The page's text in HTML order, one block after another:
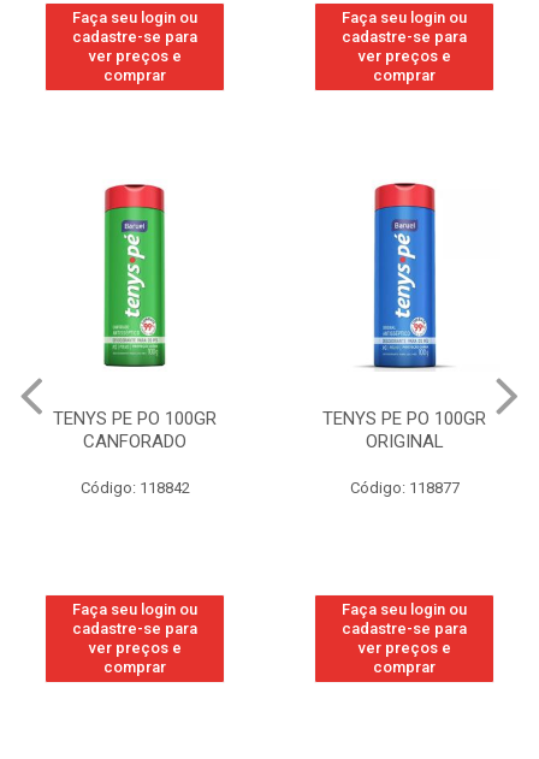
Faça seu login ou
cadastre-se para
ver preços e
comprar
Faça seu login ou
cadastre-se para
ver preços e
comprar
TENYS PE PO 100GR
CANFORADO
Código: 118842
Faça seu login ou
cadastre-se para
ver preços e
comprar
TENYS PE PO 100GR
ORIGINAL
Código: 118877
Faça seu login ou
cadastre-se para
ver preços e
comprar